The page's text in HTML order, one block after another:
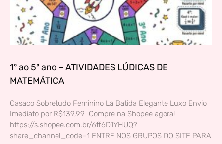
1º ao 5º ano – ATIVIDADES LÚDICAS DE
MATEMÁTICA
Casaco Sobretudo Feminino Lã Batida Elegante Luxo Envio
Imediato por R$139,99 Compre na Shopee agora!
https://s.shopee.com.br/6ff6D1YHUQ?
share_channel_code=1 ENTRE NOS GRUPOS DO SITE PARA